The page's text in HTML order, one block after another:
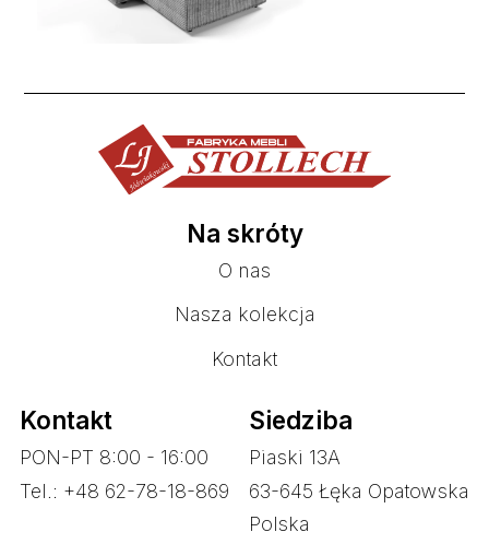
Na skróty
O nas
Nasza kolekcja
Kontakt
Kontakt
PON-PT 8:00 - 16:00
Tel.: +48 62-78-18-869
Siedziba
Piaski 13A
63-645 Łęka Opatowska
Polska